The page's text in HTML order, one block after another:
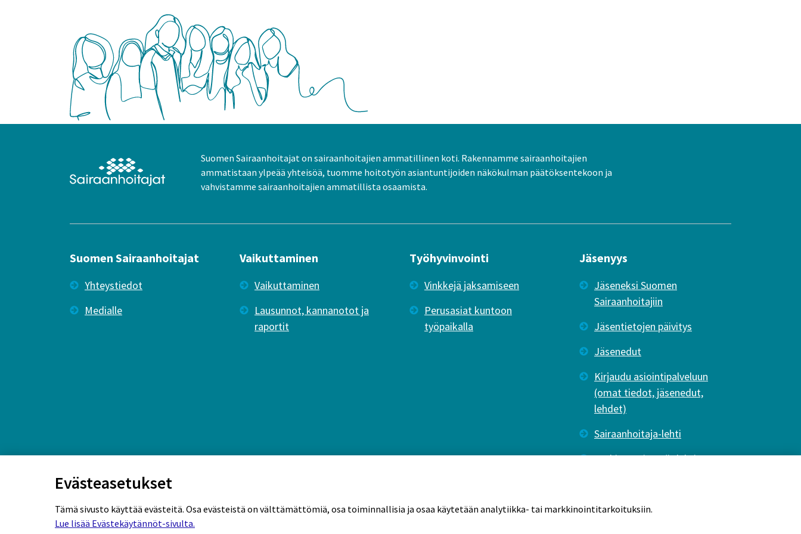
Suomen Sairaanhoitajat on sairaanhoitajien ammatillinen koti. Rakennamme sairaanhoitajien
ammatistaan ylpeää yhteisöä, tuomme hoitotyön asiantuntijoiden näkökulman päätöksentekoon ja
vahvistamme sairaanhoitajien ammatillista osaamista.
Suomen Sairaanhoitajat
Yhteystiedot
Medialle
Vaikuttaminen
Vaikuttaminen
Lausunnot, kannanotot ja
raportit
Työhyvinvointi
Vinkkejä jaksamiseen
Perusasiat kuntoon
työpaikalla
Jäsenyys
Jäseneksi Suomen
Sairaanhoitajiin
Jäsentietojen päivitys
Jäsenedut
Kirjaudu asiointipalveluun
(omat tiedot, jäsenedut,
lehdet)
Sairaanhoitaja-lehti
Tutkiva Hoitotyö -lehti
Rekisteriseloste Tietosuojaseloste
Evästeasetukset
Tämä sivusto käyttää evästeitä. Osa evästeistä on välttämättömiä, osa toiminnallisia ja osaa käytetään analytiikka- tai markkinointitarkoituksiin.
Lue lisää Evästekäytännöt-sivulta.